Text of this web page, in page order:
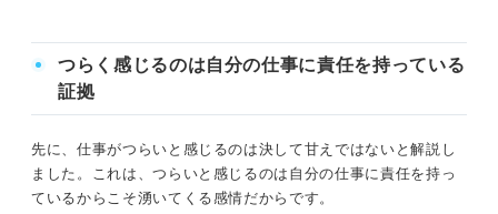
つらく感じるのは自分の仕事に責任を持っている
証拠
先に、仕事がつらいと感じるのは決して甘えではないと解説し
ました。これは、つらいと感じるのは自分の仕事に責任を持っ
ているからこそ湧いてくる感情だからです。
して変化を起こそう